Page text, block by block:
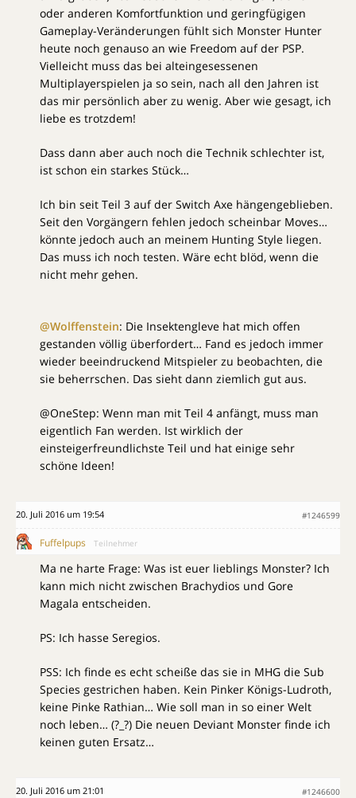
oder anderen Komfortfunktion und geringfügigen
Gameplay-Veränderungen fühlt sich Monster Hunter
heute noch genauso an wie Freedom auf der PSP.
Vielleicht muss das bei alteingesessenen
Multiplayerspielen ja so sein, nach all den Jahren ist
das mir persönlich aber zu wenig. Aber wie gesagt, ich
liebe es trotzdem!
Dass dann aber auch noch die Technik schlechter ist,
ist schon ein starkes Stück…
Ich bin seit Teil 3 auf der Switch Axe hängengeblieben.
Seit den Vorgängern fehlen jedoch scheinbar Moves…
könnte jedoch auch an meinem Hunting Style liegen.
Das muss ich noch testen. Wäre echt blöd, wenn die
nicht mehr gehen.
@Wolffenstein: Die Insektengleve hat mich offen
gestanden völlig überfordert… Fand es jedoch immer
wieder beeindruckend Mitspieler zu beobachten, die
sie beherrschen. Das sieht dann ziemlich gut aus.
@OneStep: Wenn man mit Teil 4 anfängt, muss man
eigentlich Fan werden. Ist wirklich der
einsteigerfreundlichste Teil und hat einige sehr
schöne Ideen!
20. Juli 2016 um 19:54 #1246599
Fuffelpups Teilnehmer
Ma ne harte Frage: Was ist euer lieblings Monster? Ich
kann mich nicht zwischen Brachydios und Gore
Magala entscheiden.
PS: Ich hasse Seregios.
PSS: Ich finde es echt scheiße das sie in MHG die Sub
Species gestrichen haben. Kein Pinker Königs-Ludroth,
keine Pinke Rathian… Wie soll man in so einer Welt
noch leben… (?_?) Die neuen Deviant Monster finde ich
keinen guten Ersatz…
20. Juli 2016 um 21:01 #1246600